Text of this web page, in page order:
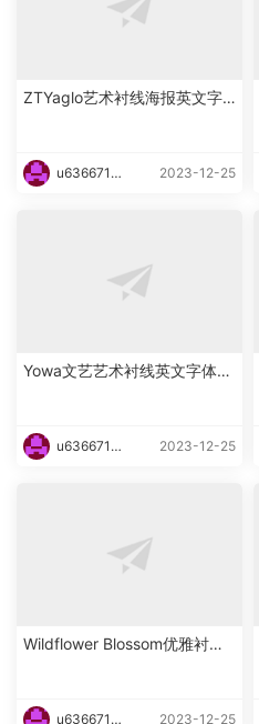
ZTYaglo艺术衬线海报英文字
u6366719
2023-12-25
Yowa文艺艺术衬线英文字体下
u6366719
2023-12-25
Wildflower Blossom优雅衬线
u6366719 2023-12-25